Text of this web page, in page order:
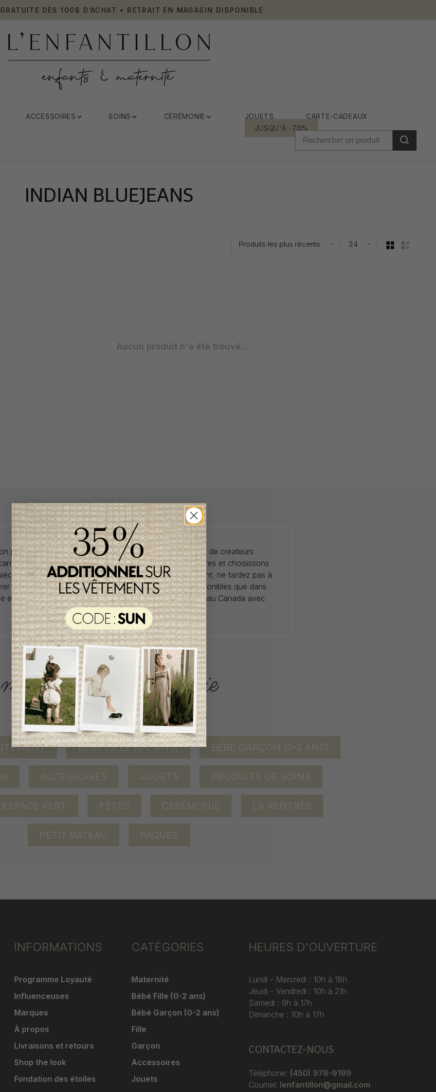
DÈS 100$ D’ACHAT + RETRAIT EN MAGASIN DISPONIBLE
ACCESSOIRES SOINS CÉRÉMONIE JOUETS
CARTE-CADEAUX
JUSQU'À -70%
INDIAN BLUEJEANS
Produits les plus récents 24
Aucun produit n'a été trouvé...
propose des collections pour de vêtements pour bébés de créateurs
à prix imbattables. Nous dénichons les perles rares et choisissons
de saisons en saisons. Si un vêtement vous convient, ne tardez pas à
car la plupart du temps, les articles offerts ne sont disponibles que dans
et en un seul exemplaire. Profitez de la livraison gratuite au Canada avec
tout achat de 100$ et plus avant taxes.
ACCÈS RAPIDE
magasinez par catégorie
BÉBÉ FILLE (0-2 ANS) BÉBÉ GARÇON (0-2 ANS)
ACCESSOIRES JOUETS PRODUITS DE SOINS
ESPACE VERT FÊTES CÉRÉMONIE LA RENTRÉE
PETIT BATEAU PÂQUES
INFORMATIONS
Programme Loyauté
Influenceuses
Marques
À propos
Livraisons et retours
Shop the look
Fondation des étoiles
CATÉGORIES
Maternité
Bébé Fille (0-2 ans)
Bébé Garçon (0-2 ans)
Fille
Garçon
Accessoires
Jouets
HEURES D'OUVERTURE
Lundi - Mercredi : 10h à 18h
Jeudi - Vendredi : 10h à 21h
Samedi : 9h à 17h
Dimanche : 10h à 17h
CONTACTEZ-NOUS
Téléphone: (450) 978-9199
Courriel: lenfantillon@gmail.com